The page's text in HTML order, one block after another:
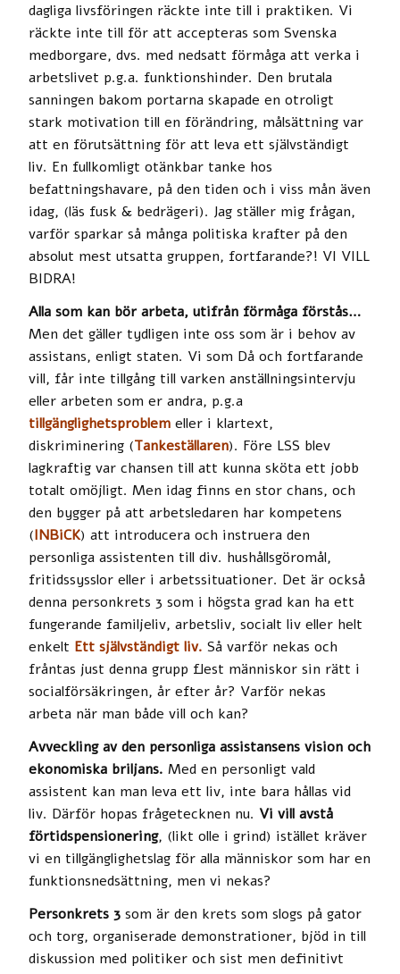
dagliga livsföringen räckte inte till i praktiken. Vi
räckte inte till för att accepteras som Svenska
medborgare, dvs. med nedsatt förmåga att verka i
arbetslivet p.g.a. funktionshinder. Den brutala
sanningen bakom portarna skapade en otroligt
stark motivation till en förändring, målsättning var
att en förutsättning för att leva ett självständigt
liv. En fullkomligt otänkbar tanke hos
befattningshavare, på den tiden och i viss mån även
idag, (läs fusk & bedrägeri). Jag ställer mig frågan,
varför sparkar så många politiska krafter på den
absolut mest utsatta gruppen, fortfarande?! VI VILL
BIDRA!
Alla som kan bör arbeta, utifrån förmåga förstås…
Men det gäller tydligen inte oss som är i behov av
assistans, enligt staten. Vi som Då och fortfarande
vill, får inte tillgång till varken anställningsintervju
eller arbeten som er andra, p.g.a
tillgänglighetsproblem eller i klartext,
diskriminering (Tankeställaren). Före LSS blev
lagkraftig var chansen till att kunna sköta ett jobb
totalt omöjligt. Men idag finns en stor chans, och
den bygger på att arbetsledaren har kompetens
(INBiCK) att introducera och instruera den
personliga assistenten till div. hushållsgöromål,
fritidssysslor eller i arbetssituationer. Det är också
denna personkrets 3 som i högsta grad kan ha ett
fungerande familjeliv, arbetsliv, socialt liv eller helt
enkelt Ett självständigt liv. Så varför nekas och
fråntas just denna grupp flest människor sin rätt i
socialförsäkringen, år efter år? Varför nekas
arbeta när man både vill och kan?
Avveckling av den personliga assistansens vision och
ekonomiska briljans. Med en personligt vald
assistent kan man leva ett liv, inte bara hållas vid
liv. Därför hopas frågetecknen nu. Vi vill avstå
förtidspensionering, (likt olle i grind) istället kräver
vi en tillgänglighetslag för alla människor som har en
funktionsnedsättning, men vi nekas?
Personkrets 3 som är den krets som slogs på gator
och torg, organiserade demonstrationer, bjöd in till
diskussion med politiker och sist men definitivt